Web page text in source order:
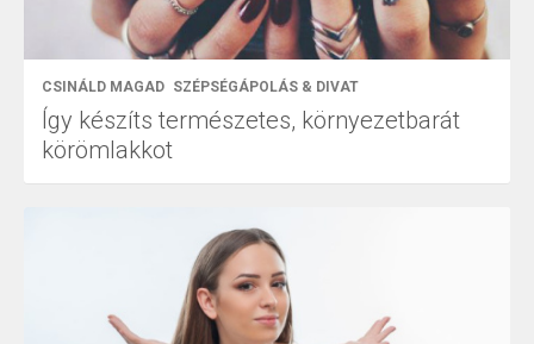
CSINÁLD MAGAD SZÉPSÉGÁPOLÁS & DIVAT
Így készíts természetes, környezetbarát
körömlakkot